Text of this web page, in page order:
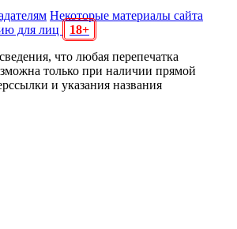
Некоторые материалы сайта
для лиц
18+
что любая перепечатка
только при наличии прямой
и указания названия